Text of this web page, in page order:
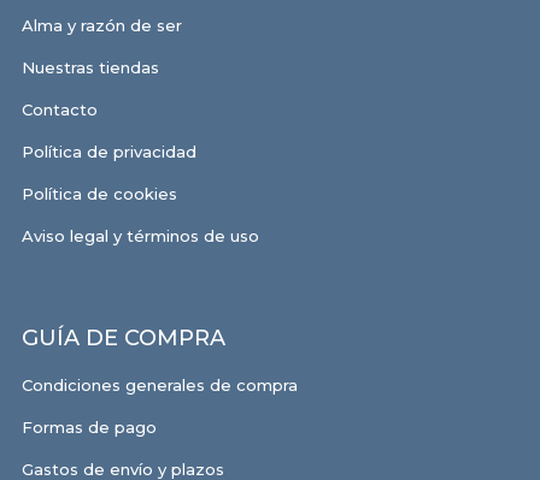
Alma y razón de ser
Nuestras tiendas
Contacto
Política de privacidad
Política de cookies
Aviso legal y términos de uso
GUÍA DE COMPRA
Condiciones generales de compra
Formas de pago
Gastos de envío y plazos